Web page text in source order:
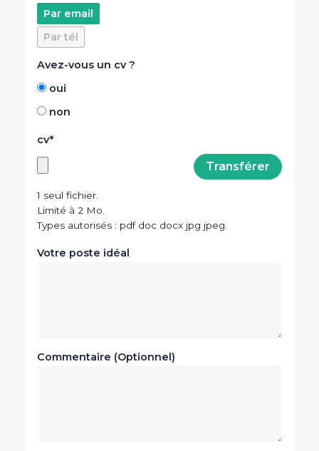
Par email
Par tél
Avez-vous un cv ?
oui
non
cv
1 seul fichier.
Limité à 2 Mo.
Types autorisés : pdf doc docx jpg jpeg.
Votre poste idéal
Commentaire (Optionnel)